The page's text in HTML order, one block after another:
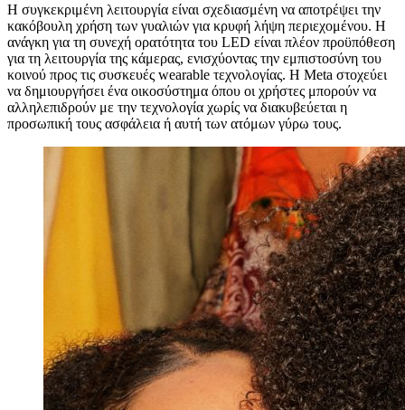
Η συγκεκριμένη λειτουργία είναι σχεδιασμένη να αποτρέψει την
κακόβουλη χρήση των γυαλιών για κρυφή λήψη περιεχομένου. Η
ανάγκη για τη συνεχή ορατότητα του LED είναι πλέον προϋπόθεση
για τη λειτουργία της κάμερας, ενισχύοντας την εμπιστοσύνη του
κοινού προς τις συσκευές wearable τεχνολογίας. Η Meta στοχεύει
να δημιουργήσει ένα οικοσύστημα όπου οι χρήστες μπορούν να
αλληλεπιδρούν με την τεχνολογία χωρίς να διακυβεύεται η
προσωπική τους ασφάλεια ή αυτή των ατόμων γύρω τους.